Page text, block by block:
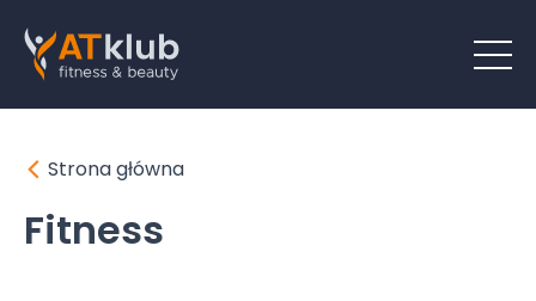
Strona główna
Fitness